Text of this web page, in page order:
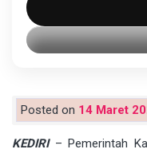
Posted on 14 Maret
KEDIRI– Pemerintah